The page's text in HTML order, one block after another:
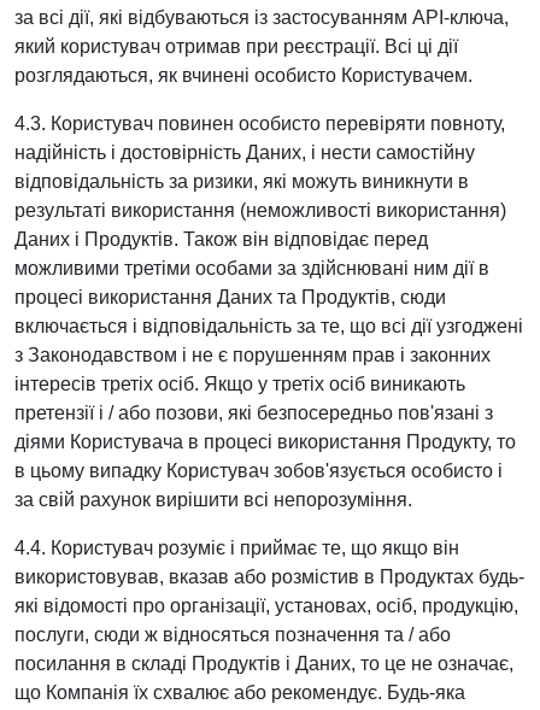
за всі дії, які відбуваються із застосуванням API-ключа,
який користувач отримав при реєстрації. Всі ці дії
розглядаються, як вчинені особисто Користувачем.
4.3. Користувач повинен особисто перевіряти повноту,
надійність і достовірність Даних, і нести самостійну
відповідальність за ризики, які можуть виникнути в
результаті використання (неможливості використання)
Даних і Продуктів. Також він відповідає перед
можливими третіми особами за здійснювані ним дії в
процесі використання Даних та Продуктів, сюди
включається і відповідальність за те, що всі дії узгоджені
з Законодавством і не є порушенням прав і законних
інтересів третіх осіб. Якщо у третіх осіб виникають
претензії і / або позови, які безпосередньо пов'язані з
діями Користувача в процесі використання Продукту, то
в цьому випадку Користувач зобов'язується особисто і
за свій рахунок вирішити всі непорозуміння.
4.4. Користувач розуміє і приймає те, що якщо він
використовував, вказав або розмістив в Продуктах будь-
які відомості про організації, установах, осіб, продукцію,
послуги, сюди ж відносяться позначення та / або
посилання в складі Продуктів і Даних, то це не означає,
що Компанія їх схвалює або рекомендує. Будь-яка